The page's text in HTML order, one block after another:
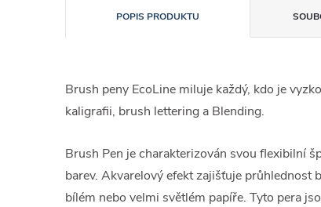
POPIS PRODUKTU
Brush peny EcoLine miluje každý, kdo je
kaligrafii, brush lettering a Blending.
Brush Pen je charakterizován svou flexibilní
barev. Akvarelový efekt zajišťuje průhlednost
bílém nebo velmi světlém papíře. Tyto pera